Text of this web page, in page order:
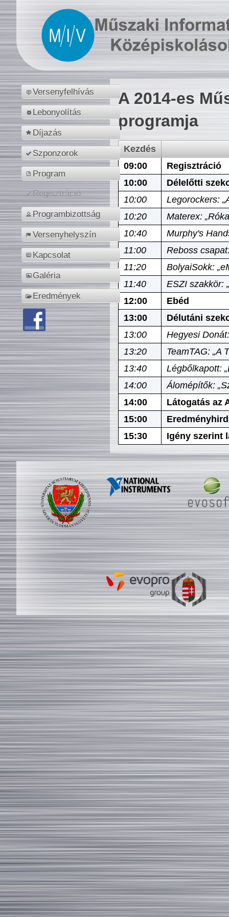
Versenyfelhívás
Lebonyolítás
Díjazás
Szponzorok
Program
Regisztráció
Programbizottság
Versenyhelyszín
Kapcsolat
Galéria
Eredmények
A 2014-es
programja
Kezdés
09:00
Regisztráció
10:00
Délelőtti
10:00
Legorockers:
10:20
Materex:
10:40
Murphy's
11:00
Reboss
11:20
BolyaiSokk:
11:40
ESZI szakkör:
12:00
Ebéd
13:00
Délutáni
13:00
Hegyesi
13:20
TeamTAG: „A
13:40
Légbőlkapott:
14:00
Álomépítők:
14:00
Látogatás az
15:00
15:30
Igény szerint